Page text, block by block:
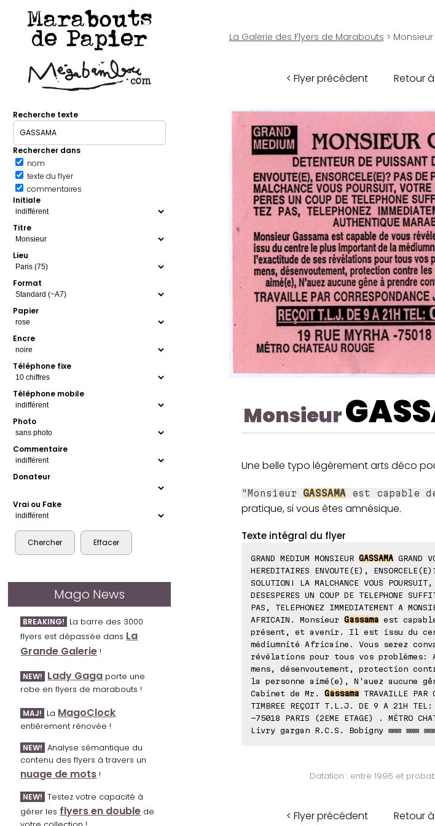
Marabouts
de Papier
Recherche texte
Rechercher dans
nom
texte du flyer
commentaires
Initiale
Titre
Lieu
Format
Papier
Encre
Téléphone fixe
Téléphone mobile
Photo
Commentaire
Donateur
Vrai ou Fake
Mago News
BREAKING! La barre des 3000
flyers est dépassée dans La
Grande Galerie !
NEW! Lady Gaga porte une
robe en flyers de marabouts !
MAJ! La MagoClock
entièrement rénovée !
NEW! Analyse sémantique du
contenu des flyers à travers un
nuage de mots !
NEW! Testez votre capacité à
gérer les flyers en double de
La Galerie des Flyers de Marabouts > Monsieur
< Flyer précédent Retour
Monsieur
Une belle typo légèrement arts déco
"Monsieur GASSAMA est capable
pratique, si vous êtes amnésique.
Texte intégral du flyer
GRAND MEDIUM MONSIEUR GASSAMAGRAND
HEREDITAIRES ENVOUTE(E),
SOLUTION! LA MALCHANCE VOUS POURSUIT,
DESESPERES UN COUP DE TELEPHONE
PAS, TELEPHONEZ IMMEDIATEMENT A
AFRICAIN. Monsieur Gassamaest
présent, et avenir. Il est issu du
médiumnité Africaine. Vous serez
révélations pour tous vos problèmes:
mens, désenvoutement, protection
la personne aimé(e), N'auez aucune
Cabinet de Mr. GassamaTRAVAILLE PAR
TIMBREE REÇOIT T.L.J. DE 9 A 21H TEL:
-75018 PARIS (2EME ETAGE) . MÉTRO
Livry gargan R.C.S. Bobigny ⊠⊠⊠ ⊠⊠⊠
Datation : entre 1996 et
< Flyer précédent Retour